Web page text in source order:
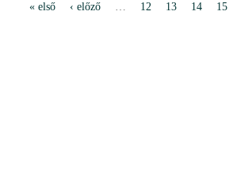
« első ‹ előző … 12 13 14 15